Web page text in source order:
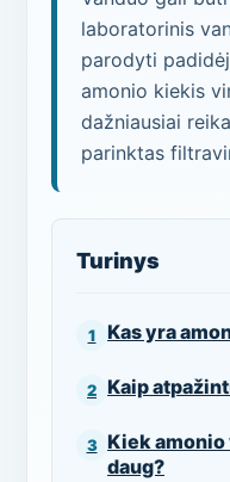
laboratorinis
parodyti
amonio kiekis
dažniausiai
parinktas
Turinys
Kas yra
Kaip
Kiek
daug?